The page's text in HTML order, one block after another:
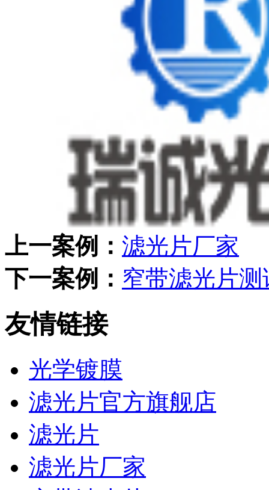
上一案例： 滤光片厂家
下一案例： 窄带滤光片测
友情链接
光学镀膜
滤光片官方旗舰店
滤光片
滤光片厂家